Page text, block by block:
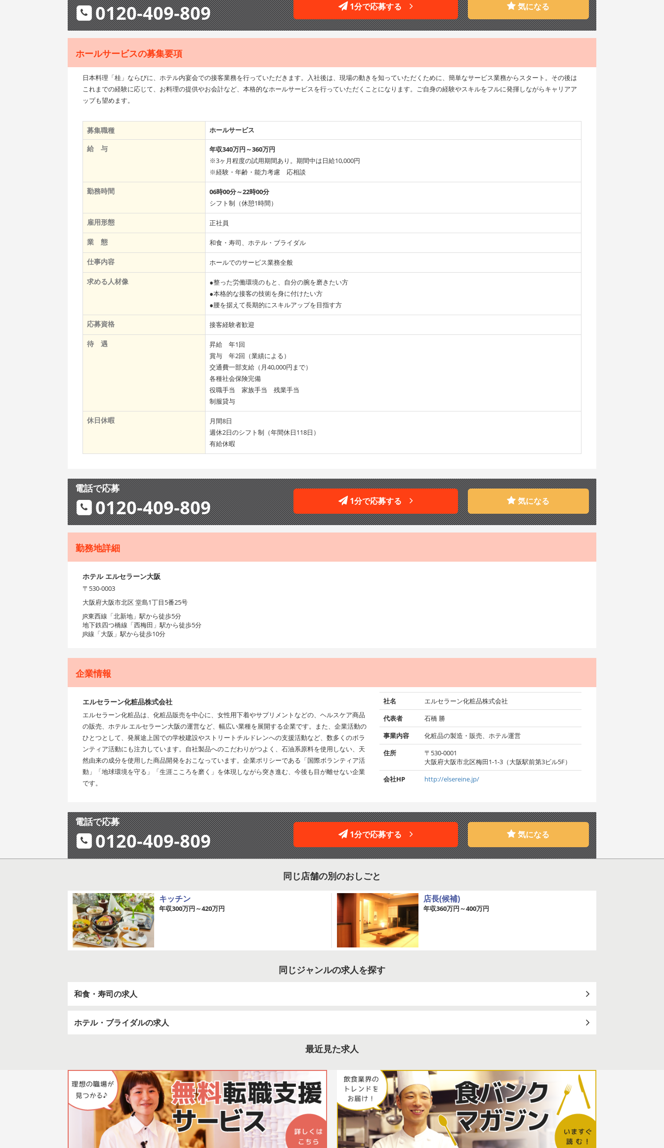
0120-409-809 1分で応募する 気になる
ホールサービスの募集要項
日本料理「桂」ならびに、ホテル内宴会での接客業務を行っていただきます。入社後は、現場の動きを知っていただくために、簡単なサービス業務からスタート。その後は
これまでの経験に応じて、お料理の提供やお会計など、本格的なホールサービスを行っていただくことになります。ご自身の経験やスキルをフルに発揮しながらキャリアア
ップも望めます。
募集職種 ホールサービス
給 与
年収340万円～360万円
※3ヶ月程度の試用期間あり。期間中は日給10,000円
※経験・年齢・能力考慮 応相談
勤務時間
06時00分～22時00分
シフト制（休憩1時間）
雇用形態 正社員
業 態 和食・寿司、ホテル・ブライダル
仕事内容 ホールでのサービス業務全般
求める人材像
●整った労働環境のもと、自分の腕を磨きたい方
●本格的な接客の技術を身に付けたい方
●腰を据えて長期的にスキルアップを目指す方
応募資格 接客経験者歓迎
待 遇
昇給 年1回
賞与 年2回（業績による）
交通費一部支給（月40,000円まで）
各種社会保険完備
役職手当 家族手当 残業手当
制服貸与
休日休暇
月間8日
週休2日のシフト制（年間休日118日）
有給休暇
電話で応募
0120-409-809 1分で応募する 気になる
勤務地詳細
ホテル エルセラーン大阪
〒530-0003
大阪府大阪市北区 堂島1丁目5番25号
JR東西線「北新地」駅から徒歩5分
地下鉄四つ橋線「西梅田」駅から徒歩5分
JR線「大阪」駅から徒歩10分
企業情報
エルセラーン化粧品株式会社
エルセラーン化粧品は、化粧品販売を中心に、女性用下着やサプリメントなどの、ヘルスケア商品
の販売、ホテル エルセラーン大阪の運営など、幅広い業種を展開する企業です。また、企業活動の
ひとつとして、発展途上国での学校建設やストリートチルドレンへの支援活動など、数多くのボラ
ンティア活動にも注力しています。自社製品へのこだわりがつよく、石油系原料を使用しない、天
然由来の成分を使用した商品開発をおこなっています。企業ポリシーである「国際ボランティア活
動」「地球環境を守る」「生涯こころを磨く」を体現しながら突き進む、今後も目が離せない企業
です。
社名
エルセラーン化粧品株式会社
代表者
石橋 勝
事業内容
化粧品の製造・販売、ホテル運営
住所
〒530-0001
大阪府大阪市北区梅田1-1-3（大阪駅前第3ビル5F）
会社HP
http://elsereine.jp/
電話で応募
0120-409-809 1分で応募する 気になる
同じ店舗の別のおしごと
キッチン
年収300万円～420万円
店長(候補)
年収360万円～400万円
同じジャンルの求人を探す
和食・寿司の求人
ホテル・ブライダルの求人
最近見た求人